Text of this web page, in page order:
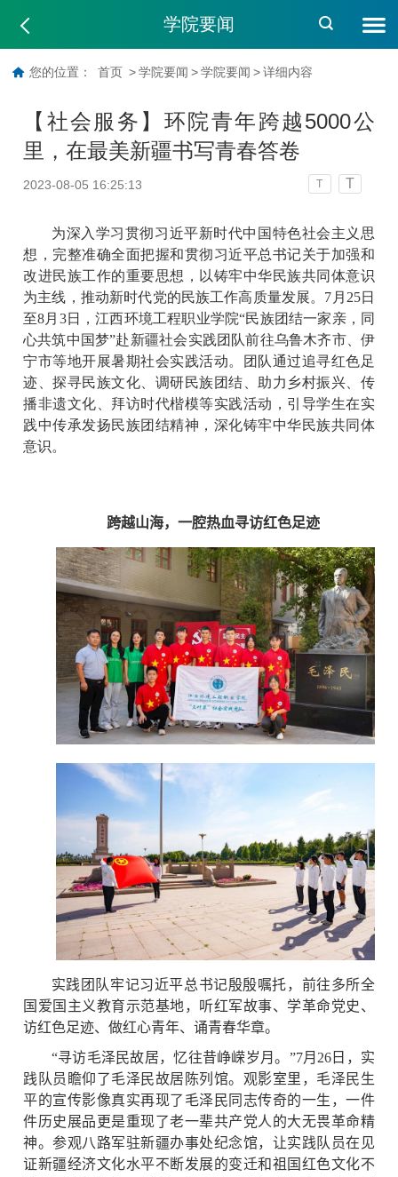
学院要闻
您的位置： 首页 > 学院要闻 > 学院要闻 > 详细内容
【社会服务】环院青年跨越5000公
里，在最美新疆书写青春答卷
2023-08-05 16:25:13 T T
为深入学习贯彻习近平新时代中国特色社会主义思
想，完整准确全面把握和贯彻习近平总书记关于加强和
改进民族工作的重要思想，以铸牢中华民族共同体意识
为主线，推动新时代党的民族工作高质量发展。 7月25日
至8月3日，江西环境工程职业学院“民族团结一家亲，同
心共筑中国梦”赴新疆社会实践团队前往乌鲁木齐市、伊
宁市等地开展暑期社会实践活动。团队通过追寻红色足
迹、探寻民族文化、调研民族团结、助力乡村振兴、传
播非遗文化、拜访时代楷模等实践活动，引导学生在实
践中传承发扬民族团结精神，深化铸牢中华民族共同体
意识。
跨越山海，一腔热血寻访红色足迹
实践团队牢记习近平总书记殷殷嘱托，前往多所全
国爱国主义教育示范基地，听红军故事、学革命党史、
访红色足迹、做红心青年、诵青春华章。
“寻访毛泽民故居，忆往昔峥嵘岁月。”7月26日，实
践队员瞻仰了毛泽民故居陈列馆。观影室里，毛泽民生
平的宣传影像真实再现了毛泽民同志传奇的一生，一件
件历史展品更是重现了老一辈共产党人的大无畏革命精
神。参观八路军驻新疆办事处纪念馆，让实践队员在见
证新疆经济文化水平不断发展的变迁和祖国红色文化不